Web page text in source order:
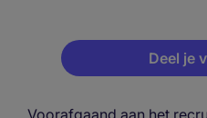
Deel je
Voorafgaand aan het